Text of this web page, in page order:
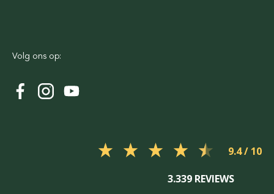
Volg ons op:
9.4
3.339 REVIEWS